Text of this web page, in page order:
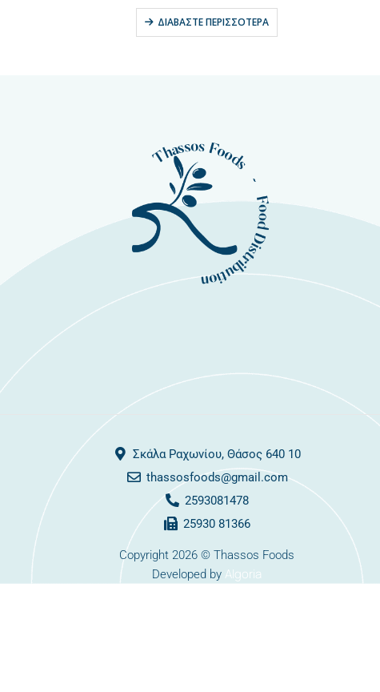
ΔΙΑΒΆΣΤΕ ΠΕΡΙΣΣΌΤΕΡΑ
Σκάλα Ραχωνίου, Θάσος 640 10
thassosfoods@gmail.com
2593081478
25930 81366
Copyright 2026 © Thassos Foods
Developed by Algoria